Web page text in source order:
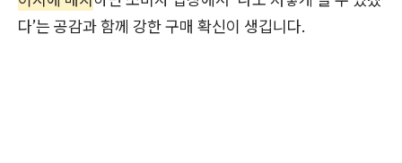
다’는 공감과 함께 강한 구매 확신이 생깁니다.